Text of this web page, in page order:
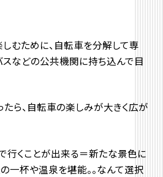
むために、自転車を分解して専
スなどの公共機関に持ち込んで目
ら、自転車の楽しみが大きく広が
行くことが出来る＝新たな景色に
一杯や温泉を堪能。。なんて選択